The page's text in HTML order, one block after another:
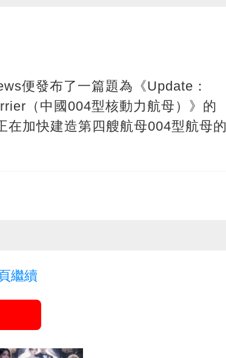
便發布了一篇題為《Update：
（中國004型核動力航母）》的
加快建造第四艘航母004型航母的
繼續